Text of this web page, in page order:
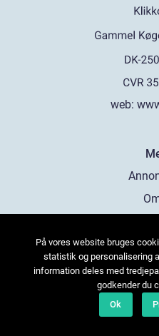
web:
På vores website bruges
statistik og personalisering
information deles med
godkender du
Ok